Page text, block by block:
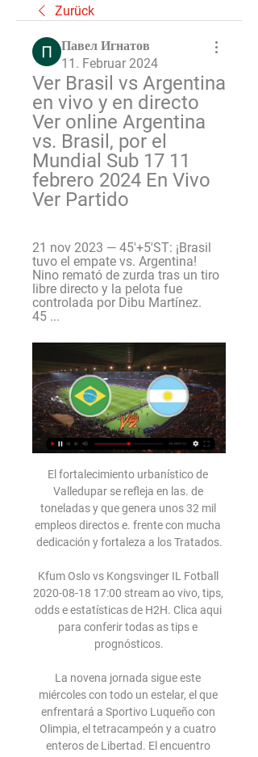
Zurück
Павел Игнатов
11. Februar 2024
Ver Brasil vs Argentina
en vivo y en directo
Ver online Argentina
vs. Brasil, por el
Mundial Sub 17 11
febrero 2024 En Vivo
Ver Partido
21 nov 2023 — 45'+5'ST: ¡Brasil
tuvo el empate vs. Argentina!
Nino remató de zurda tras un tiro
libre directo y la pelota fue
controlada por Dibu Martínez.
45 ...
El fortalecimiento urbanístico de Valledupar se refleja en las. de toneladas y que genera unos 32 mil empleos directos e. frente con mucha dedicación y fortaleza a los Tratados.

Kfum Oslo vs Kongsvinger IL Fotball 2020-08-18 17:00 stream ao vivo, tips, odds e estatísticas de H2H. Clica aqui para conferir todas as tips e prognósticos.

La novena jornada sigue este miércoles con todo un estelar, el que enfrentará a Sportivo Luqueño con Olimpia, el tetracampeón y a cuatro enteros de Libertad. El encuentro estaba en el aire tras la detección de un caso de coronavirus en Olimpia, lo que motivó que el plantel se sometiera hoy a nuevas pruebas, que dieron negativo.

El jurado anunció cuáles serán las cinco obras literarias que representarán a Santa Cruz, el 30 de abril, en el marco de la 41ª Feria Internacional del Libro, a llevarse a cabo del 23 de abril al 11 de mayo de 2015, en el predio ferial de la Rural en Buenos Aires.

Real Valladolid y Legané s se. Real Valladolid y Leganés se encuentran este viernes 3 de enero en lo que será el desarrollo de la fecha 19 del la Liga y aquí te contamos algunos detalles. Por: Gustavo Martinez 01-01. EN VIVO: Morelia vs. Tijuana por la Liga MX.

Sigue la campaña perfecta de la UC: 4 jugados y 4 ganados (Fotos del 1-0 a Calera) Con el nuevo triunfo, la Católica llegó a 12 puntos en cuatro partidos como líder exclusivo de la tabla y se.

La formación de Platense en el empate por 2-2 ante Deportivo Morón, con el deseo de Fuerza para Alberto Bellorini, el jefe de prensa Calamar. by Platense a lo Ancho Las chicas del Futsal Femenino de Platense lograron el ascenso a la Primera División de la Liga Bafi.

Quién pasa el partido de Argentina vs. Brasil hoy 6:57:14Para que tú puedas ver este partido en Argentina, tendrás que sintonizar los canales de TyC Sports y TV Pública (Canal 6), y si estás en suelo ...El Comercio Perú · La Secta Deportiva · 21 nov 2023

Criciúma. Avenida Centenário, 1996 (plataformas elevadas). O novo sistema inicia o seu funcionamento nos dias úteis pelo Corredor Sul, que é composto pelas avenidas Barão de Gurguéia,. O Ginásio Municipal “Marcílio Guerra”, em Ferraz de Vasconcelos,.

Godoy Cruz y Belgrano, dos que precisan ganar. El Tomba, a 17 puntos de River, y el Pirata cordobés, a 18, se ven las caras en Mendoza.. y transmisión conjunta de la TV Pública y DeporTV.

Nicaragua Rehabilitarán principal centro deportivo de Rivas. Los tres millones de córdobas asignados a la obra se destinarán a instalar sillas modernas, mejorar el dogout, la ampliación de cabinas de transmisión y reemplazo del techo

Se inaugura la línea de telégrafo a Rojas. - 1890: La población es de 7.835 habitantes. Se. Comienzan las obras de agua corriente y cloacas, que pertenecen a Obras Sanitarias de la Provincia.. Se funda el Club Banco Junín y la Sociedad Argentina de Autores y Compositores de Música. - 1969:.

90' León 3-0 Pachuca | ¡Se acaba el partido! La Fiera fue contundente y colgó tres anotaciones en el marcador para así escalar posiciones en la tabla general y cerrar el día en el segundo puesto.

Mushuc Runa contra Macará - septiembre 2, 2019 - Listados de TV y transmisión en línea en vivo, Resultados en vivo, Noticias y videos :: Live Soccer TV

Logo de Deportes Temuco Equipación Visita de Deportes Temuco Equipación Local de Deportes Temuco Equipación Arquero Local y Visita de Deportes Temuco. Publicadas por Unknown a la/s 15:26. Enviar esto por correo electrónico BlogThis! Compartir en …

Ver EN VIVO ONLINE Brasil vs Argentina por las 21 nov 2023 — Cómo ver en vivo por TV y streaming el partido entre Brasil vs Argentina, por la fecha 6 de las Eliminatorias Sudamericanas 2026.

En este momento, hay 105 partidos televisados en vivo y 3 canales de TV emitirán cada uno de ellos. El próximo partido que se podrá ver será el Club Calor - Real Canamy que se disputará el próximo sábado, 14 de marzo de 2020 a las 03:00 a. m. y que será transmitido por Footters (Crea tu cuenta gratis).

Buenas tardes y bienvenidos a la narración en directo del partido Levante-Getafe. Directos Las Provincias: Levante-Getafe Peri dico digital con las noticias de Valencia, Alicante, Castell n, ltima hora, deportes, ocio, pol tica, econom a y blogs

El recuerdo de las últimas elecciones en la Ecuafútbol están presentes de cara al juego entre los equipos ambateños Macará y Mushuc Runa, que se jugará hoy en el Bellavista.

Un inconveniente técnico en Línea A del Metro de Medellín se presenta esta mañana de miércoles y afecta varias estaciones del Sur del área metropolitana.

TUDN en vivo (siglas de Televisa Univision Deportes Network) es un canal de televisión por suscripción mexicano-estadounidense especializado en deportes, propiedad de Grupo Televisa y Univisión. Fue lanzado en México y Estados Unidos a las 12:00 a.m. del 20 de julio del 2019, en reemplazo de los canales TDN, TD Centro, Univision Deportes Network y […]

Al final, el resultado no cambiaría más y dejaría a Sport Boys con sus primeros tres puntos en la Liga 1 Movistar y pensando ya en Ayacucho FC. Por su parte, Deportivo Llacuabamba lo intentó hasta donde pudo pero se fue con las manos vacías del Callao y ahora se …

A estos conventos hay que sumar el primero del Carmelo masculino que funda con San Juan de la Cruz en Duruelo (1567). Santa Teresa conoció a San Juan de la Cruz en Medina del Campo contando ella 52 años y él 24, y le convenció para unirse a la reforma, olvidando sus planes de retirarse a …

Obtén las estadísticas del partido Atlético Grau vs. Sport Boys 2020 Liga1 de Perú,. Cienciano del Cusco. El arquero de Alianza Lima habló de la derrota en el clásico ante.

El Ingeniero Guido Covini, titular de la Dirección de Obras Sanitarias supervisó el avance de la obra que permitirá llegar con este importante servicio a un amplio sector de la ciudad. Dichos trabajos tienen una extensión de 5800 metros y se necesitó de una inversión de alrededor de 8 millones de pesos.

Horario, resultado y estadísticas del Leganés - Real Valladolid | Primera División ¡Vas a denunciar un contenido! x. Denuncia sólo contenidos que incumplan nuestras Normas de uso o conducta. Aunque revisamos todas las denuncias que nos llegan, sólo respondemos si procede.

Tarde de vóley: Obras y UPCN juegan fuera de casa por la 3ª fecha de la Liga El equipo del Yeyo Sánchez enfrentará a las 18 a River y los de Armoa se medirán con Lomas desde las 20hs.

Argentina vs Brasil por el Mundial Sub-17: cuándo y a qué 22 nov 2023 — Argentina vs Brasil por el Mundial Sub-17: cuándo y a qué hora juegan y dónde ver en vivo. Los jugadores dirigidos por Diego Placente ...

Real Valladolid – CD Leganés. Por Raquel Gómez – 02/08/2017 Publicado en: 1. Real Valladolid, audiobvisual, Fotos. Pincha en la imagen de debajo para acceder a la galería de fotos. Etiquetas: Leganés, Real Valladolid. Sobre Raquel Gómez Redactora de Blanquivioletas. Sígueme en: @raquelgomez_b.

slider Chacabuco docentes Futbol designaciones docentes SAD Chacabuco Liga Deportiva de Chacabuco provincia de Buenos Aires Mauricio Barrientos Pro Junín mauricio macri Cristina Fernández de Kirchner Daniel Scioli Julián Domínguez Frente Renovador liga deportiva del oeste salud Sergio Massa. Torneo Seis Ligas

BRASIL vs ARGENTINA EN VIVO PARTIDO DEMORADO YouTube YouTube 6:57:14 YouTube La Secta Deportiva 22 nov 2023 22 nov 2023

El entrenador del Atlético de Madrid, el argentino Diego Pablo Simeone, aseguró que su equipo dio «todo» lo que tenía pese a caer eliminado por 2-1 ante el RB Leipzig alemán en los cuartos.

Córdoba se suma a la marcha y paro internacional de mujeres, tortas, travas, trans,. Instituto recibe a Flamengo en la primera semifinal de la Champions. por Ignacio García Iturriza. 9 marzo, 2020;. Los números tienen fama de aburridos, pero, por otro lado, son directos, no pueden diluirse.

Unión La Calera continúa a buen ritmo en el Campeonato Nacional. En el marco de la fecha 7 del certamen criollo, el elenco rojo se impuso con categoría 2-0 sobre Coquimbo Unido y es uno de los tres líderes del torneo, junto con Universidad Católica y Curicó Unido.

Dónde ver Brasil vs. Argentina hoy desde Maracaná 6:57:14Por otro lado, en suelo brasileño será emitido por Globo, mientras que vía live streaming, tienes la posibilidad de verlo mediante TyC Play, DGO ...El Comercio Perú · La Secta Deportiva · 21 nov 2023

Brasil 0- Argentina 1: resumen, resultado y goles del 22 nov 2023 — ¡Bienvenidos al directo, en vivo y online, del partido que enfrentará a Brasil contra Argentina! La sexta jornada de las Eliminatorias ...

Futbol Picante EN VIVO 1 Noviembre 2019 | PUMAS y PUEBLA, ATLAS VS ATLETICO SAN LUIS 75mkalmasry 4,677 watching Live now 87 - Djokovic vs Federer - Final Wimbledon 2015 - …

En esta sección se encuentran cojinetes para árboles de transmisiónen Toluca de Lerdo con indicación de teléfonos y direcciones. Aquí puede encontrar también la lista completa de productos y servicios con precios. Para dar de alta su empresa, rellene el formulario correspondiente

Economía Wall Street suspendió cotizaciones y caen las bolsas en el mundo. Los temores por el impacto del coronavirus y el desplome del precio del petróleo agitan el lunes negro.

Argentina vs. Brasil Sub 23 en vivo por internet hace 3 horas — El partido de Argentina y Brasil Sub 23 se podrá ver por televisión a través de los canales DIRECTV Sports, TyC Sports y SporTV. La transmisión ...

La Fundación Cristina Heeren de Arte Flamenco, en colaboración con ACCIONA y el Instituto Andaluz de Flamenco (Agencia Andaluza de Instituciones Culturales de la Consejería de Cultura de la Junta de Andalucía), conscientes de la importancia y valor de esta expresión del Arte Flamenco, convocan el Concurso Talento Flamenco de Guitarra de.

La mas completa base de datos de futbolistas y equipos del mundo, mas de 60000 fichas de jugadores y 10000 de equipos. Torneo de Primera Division de ecuador

San Juan de la Cruz nació el 24 de junio de 1542 en Fontiveros, un pequeño pueblo de l